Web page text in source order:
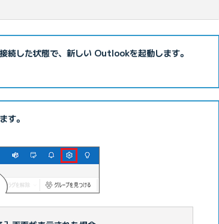
続した状態で、新しい Outlookを起動します。
す。